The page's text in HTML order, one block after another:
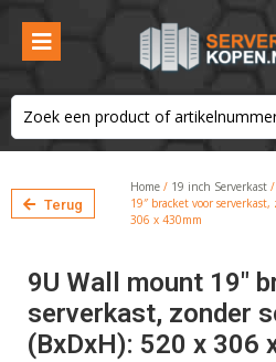
Terug
Home / 19 inch Serverkast
19″ bracket voor
306 x 430mm
9U Wall mount 19″
serverkast, zonder
(BxDxH): 520 x 306